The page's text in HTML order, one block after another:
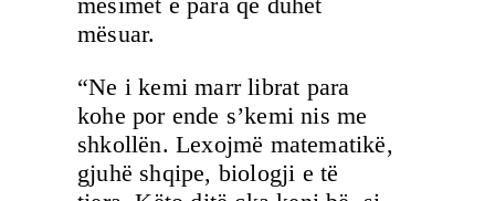
mësuar.
“Ne i kemi marr librat para
kohe por ende s’kemi nis me
shkollën. Lexojmë matematikë,
gjuhë shqipe, biologji e të